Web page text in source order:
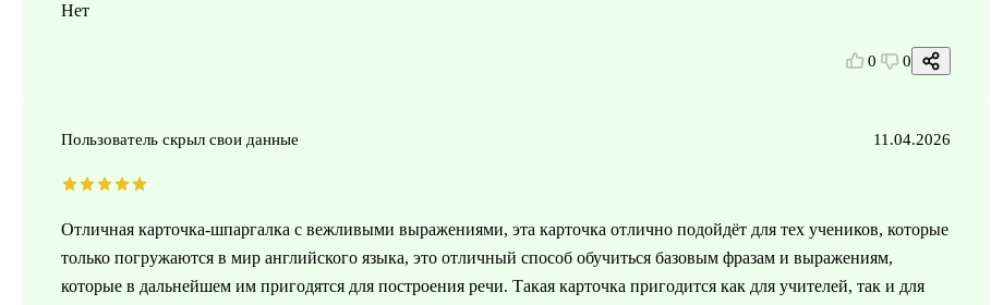
Нет
0 0
Пользователь скрыл свои данные 11.04.2026
Отличная карточка-шпаргалка с вежливыми выражениями, эта карточка отлично подойдёт для тех учеников, которые
только погружаются в мир английского языка, это отличный способ обучиться базовым фразам и выражениям,
которые в дальнейшем им пригодятся для построения речи. Такая карточка пригодится как для учителей, так и для